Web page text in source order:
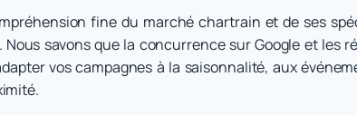
fine du marché chartrain et de ses
savons que la concurrence sur Google et les
vos campagnes à la saisonnalité, aux